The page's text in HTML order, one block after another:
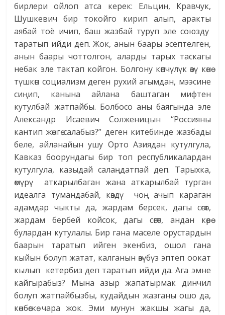
бирлери ойлоп атса керек: Ельцин, Кравчук,
Шушкевич бир токойго кирип алып, аракты
аябай тоё ичип, баш жазбай туруп эле союзду
таратып ийди деп. Жок, анын баары эсептелген,
анын баары чоттолгон, аларды тарых таскагы
небак эле тактап койгон. Болгону көпчүлүк өзү көнө
түшкөн социализм деген рухий агымдан, мээсине
сиңип, канына айлана баштаган мифтен
кутулбай жатпайбы. Болбосо аны баягында эле
Александр Исаевич Солженицын “Россияны
кантип жөнгө салабыз?” деген китебинде жазбады
беле, айланайын ушу Орто Азиядан кутулгула,
Кавказ боорундагы бир топ республикалардан
кутулгула, казыдай салаңдатпай деп. Тарыхка,
өмүрү аткарылбаган жана аткарылбай турган
идеалга тумандабай, көздү чоң ачып караган
адамдар чыкты да, жардам берсек, дагы сөгөт,
жардам бербей койсок, дагы сөгөт, андан көрө
булардан кутулалы. Бир гана маселе орустардын
баарын таратып ийген экенбиз, ошол гана
кыйын болуп жатат, калганын өзүбүз эптеп оокат
кылып кетербиз деп таратып ийди да. Ага эмне
кайгырабыз? Мына азыр жапатырмак динчил
болуп жатпайбызбы, кудайдын жазганы ошо да,
көнбөскө чара жок. Эми мунун жакшы жагы да,